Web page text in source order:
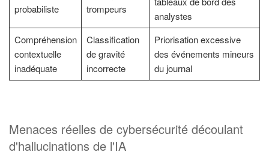
probabiliste
trompeurs
analystes
Compréhension
contextuelle
inadéquate
Classification
de gravité
incorrecte
Priorisation excessive
des événements mineurs
du journal
Menaces réelles de cybersécurité découlant
d'hallucinations de l'IA